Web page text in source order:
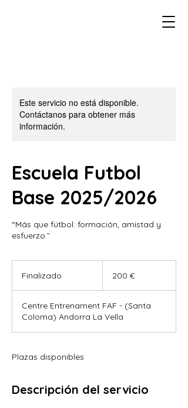
Este servicio no está disponible.
Contáctanos para obtener más
información.
Escuela Futbol
Base 2025/2026
“Más que fútbol: formación, amistad y
esfuerzo.”
Finalizado
a
l
i
a
200 €
Centre Entrenament FAF - (Santa
Coloma) Andorra La Vella
Plazas disponibles
Descripción del servicio